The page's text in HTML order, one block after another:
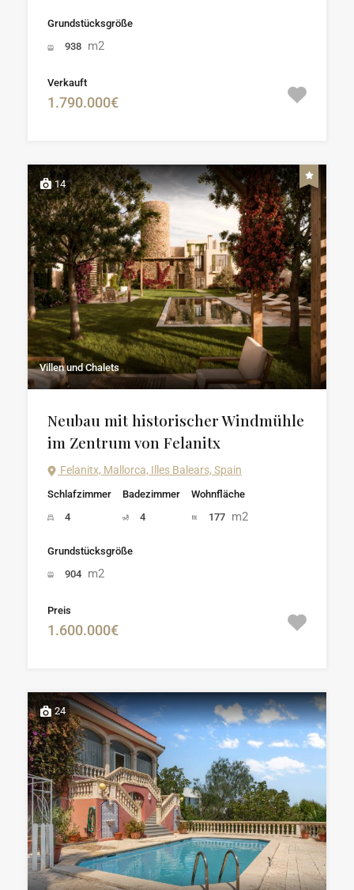
Grundstücksgröße
938 m2
Verkauft
1.790.000€
14
Villen und Chalets
Neubau mit historischer Windmühle
im Zentrum von Felanitx
Felanitx, Mallorca, Illes Balears, Spain
Schlafzimmer
4
Badezimmer
4
Wohnfläche
177 m2
Grundstücksgröße
904 m2
Preis
1.600.000€
24